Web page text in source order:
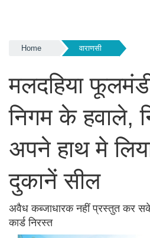
Home वाराणसी
​मलदहिया
निगम के हवाले,
अपने हाथ मे
दुकानें सील
अवैध कब्जाधारक नहीं प्रस्तुत कर सके
कार्ड निरस्त